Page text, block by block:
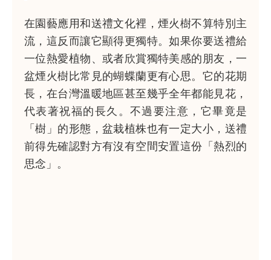
在園藝應用和送禮文化裡，煙火樹不算特別主
流，這反而讓它顯得更獨特。如果你要送禮給
一位熱愛植物、或者欣賞獨特美感的朋友，一
盆煙火樹比常見的蝴蝶蘭更有心思。它的花期
長，在台灣溫暖地區甚至幾乎全年都能見花，
代表著祝福的長久。不過要注意，它畢竟是
「樹」的形態，盆栽植株也有一定大小，送禮
前得先確認對方有沒有空間安置這份「熱烈的
思念」。